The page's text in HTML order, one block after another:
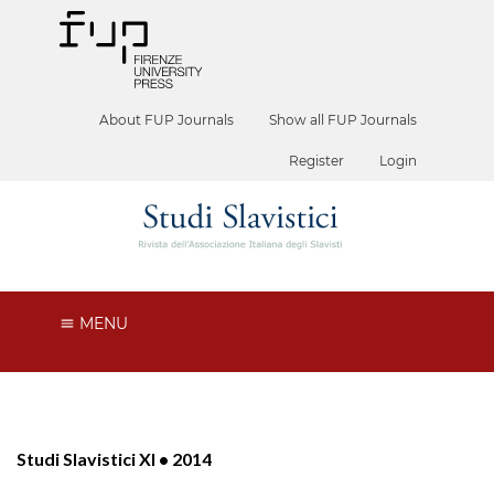
About FUP Journals Show all FUP Journals
Register Login
MENU
Studi Slavistici XI • 2014